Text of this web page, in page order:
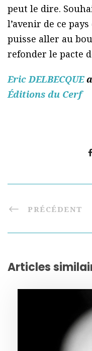
peut le dire.
l’avenir de ce
puisse aller au
refonder le pacte
Eric DELBECQUE
Éditions du Cerf
PRÉCÉDENT
Articles